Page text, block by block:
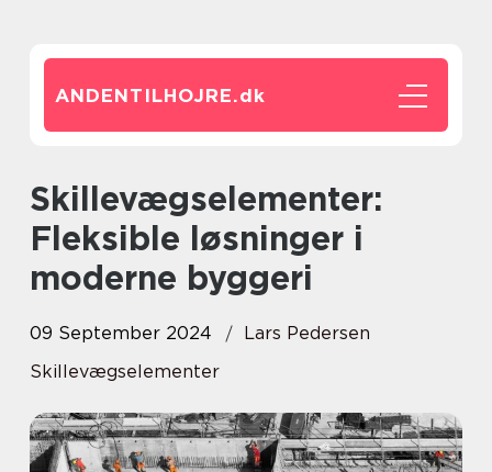
ANDENTILHOJRE.dk
Skillevægselementer:
Fleksible løsninger i
moderne byggeri
09 September 2024
Lars Pedersen
Skillevægselementer